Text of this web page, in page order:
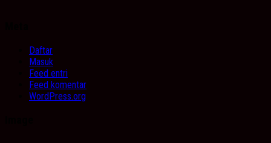
Daftar
Masuk
Feed entri
Feed komentar
WordPress.org